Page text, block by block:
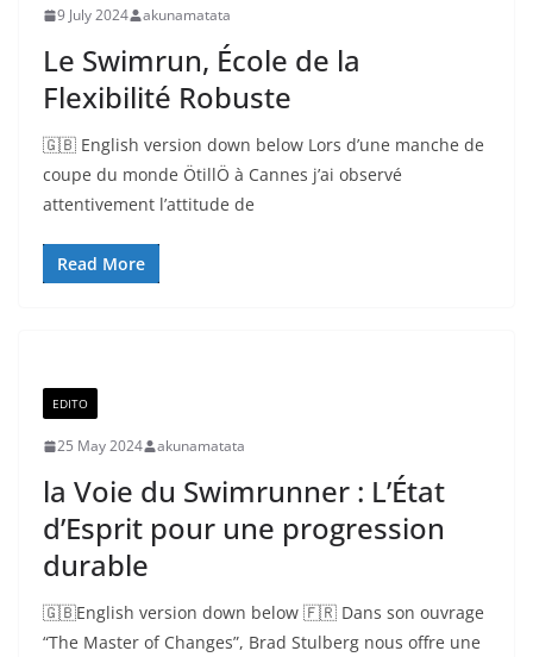
9 July 2024 akunamatata
Le Swimrun, École de la
Flexibilité Robuste
🇬🇧 English version down below Lors d’une manche de
coupe du monde ÖtillÖ à Cannes j’ai observé
attentivement l’attitude de
Read More
EDITO
25 May 2024 akunamatata
la Voie du Swimrunner : L’État
d’Esprit pour une progression
durable
🇬🇧English version down below 🇫🇷 Dans son ouvrage
“The Master of Changes”, Brad Stulberg nous offre une